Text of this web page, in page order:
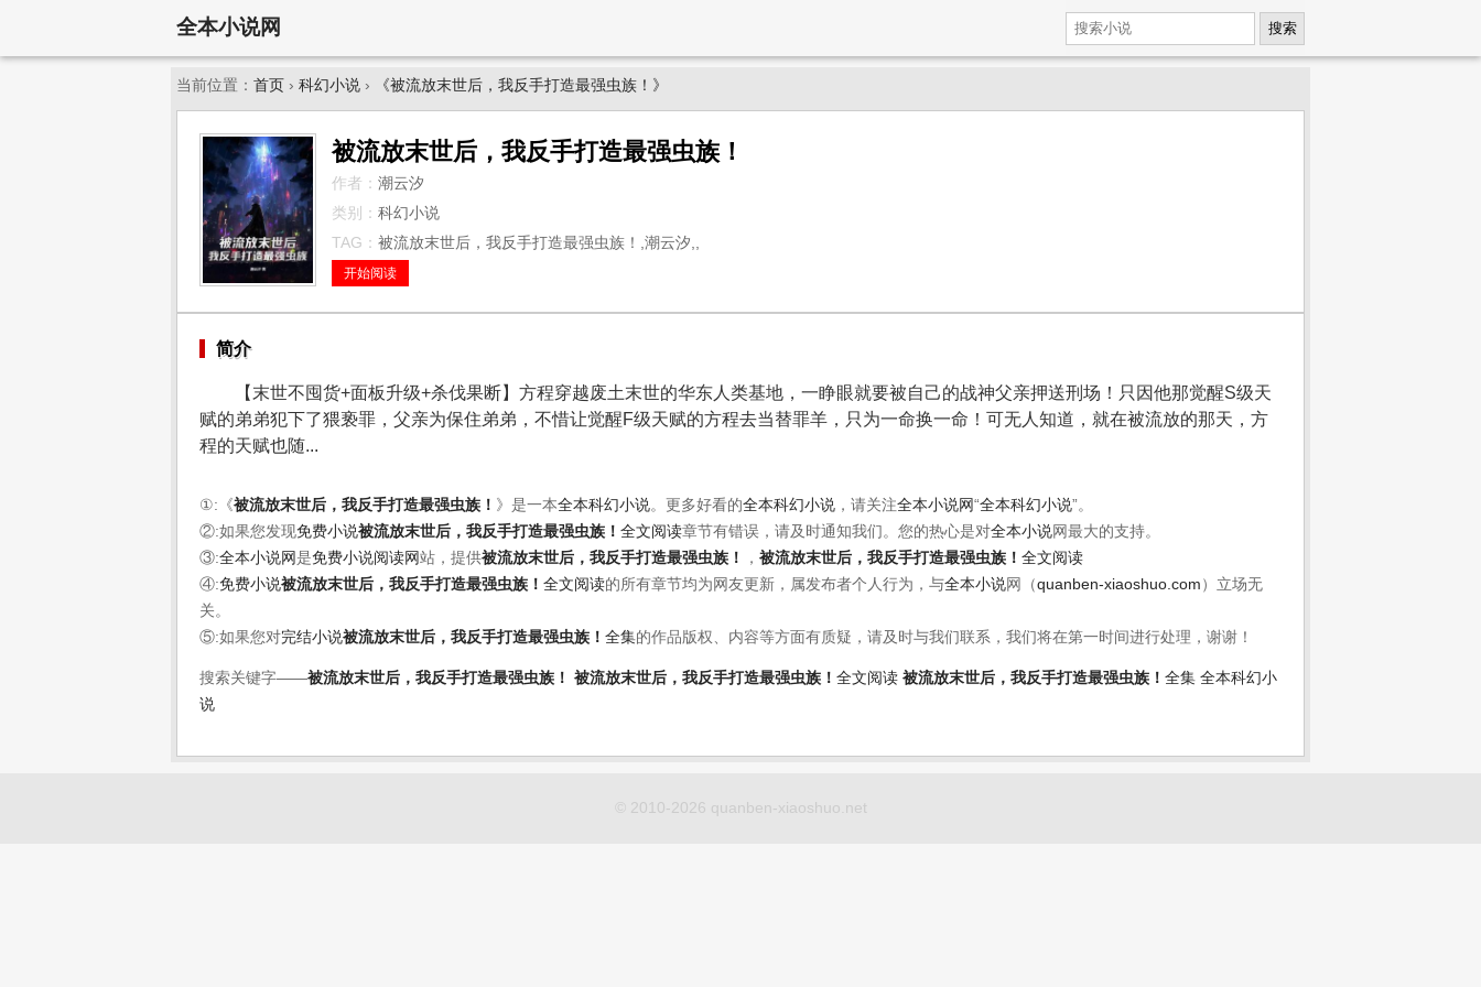
全本小说网 搜索
当前位置： 首页 › 科幻小说 › 《被流放末世后，我反手打造最强虫族！》
被流放末世后，我反手打造最强虫族！
作者： 潮云汐
类别： 科幻小说
TAG： 被流放末世后，我反手打造最强虫族！,潮云汐,,
开始阅读
简介
【末世不囤货+面板升级+杀伐果断】方程穿越废土末世的华东人类基地，一睁眼就要被自己的战神父亲押送刑场！只因他那觉醒S级天
赋的弟弟犯下了猥亵罪，父亲为保住弟弟，不惜让觉醒F级天赋的方程去当替罪羊，只为一命换一命！可无人知道，就在被流放的那天，方
程的天赋也随...
①:《被流放末世后，我反手打造最强虫族！ 》是一本全本科幻小说。更多好看的全本科幻小说 ，请关注全本小说网“全本科幻小说”。
②:如果您发现免费小说被流放末世后，我反手打造最强虫族！ 全文阅读章节有错误，请及时通知我们。您的热心是对全本小说网最大的支持。
③:全本小说网是免费小说阅读网站，提供被流放末世后，我反手打造最强虫族！ ， 被流放末世后，我反手打造最强虫族！ 全文阅读
④:免费小说被流放末世后，我反手打造最强虫族！ 全文阅读的所有章节均为网友更新，属发布者个人行为，与全本小说网（quanben-xiaoshuo.com ）立场无
关。
⑤:如果您对完结小说被流放末世后，我反手打造最强虫族！ 全集的作品版权、内容等方面有质疑，请及时与我们联系，我们将在第一时间进行处理，谢谢！
搜索关键字——被流放末世后，我反手打造最强虫族！ 被流放末世后，我反手打造最强虫族！ 全文阅读 被流放末世后，我反手打造最强虫族！ 全集 全本科幻小
说
© 2010-2026 quanben-xiaoshuo.net